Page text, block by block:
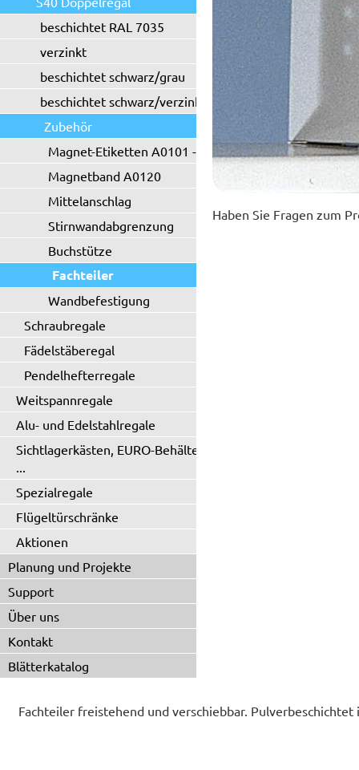
beschichtet RAL 7035
verzinkt
beschichtet schwarz/grau
beschichtet schwarz/verzinkt
Zubehör
Magnet-Etiketten A0101 - A0102
Magnetband A0120
Mittelanschlag
Stirnwandabgrenzung
Buchstütze
Fachteiler
Wandbefestigung
Schraubregale
Fädelstäberegal
Pendelhefterregale
Weitspannregale
Alu- und Edelstahlregale
Sichtlagerkästen, EURO-Behälter
...
Spezialregale
Flügeltürschränke
Aktionen
Planung und Projekte
Support
Über uns
Kontakt
Blätterkatalog
Haben Sie Fragen zum
Fachteiler freistehend und verschiebbar. Pulverbeschichtet